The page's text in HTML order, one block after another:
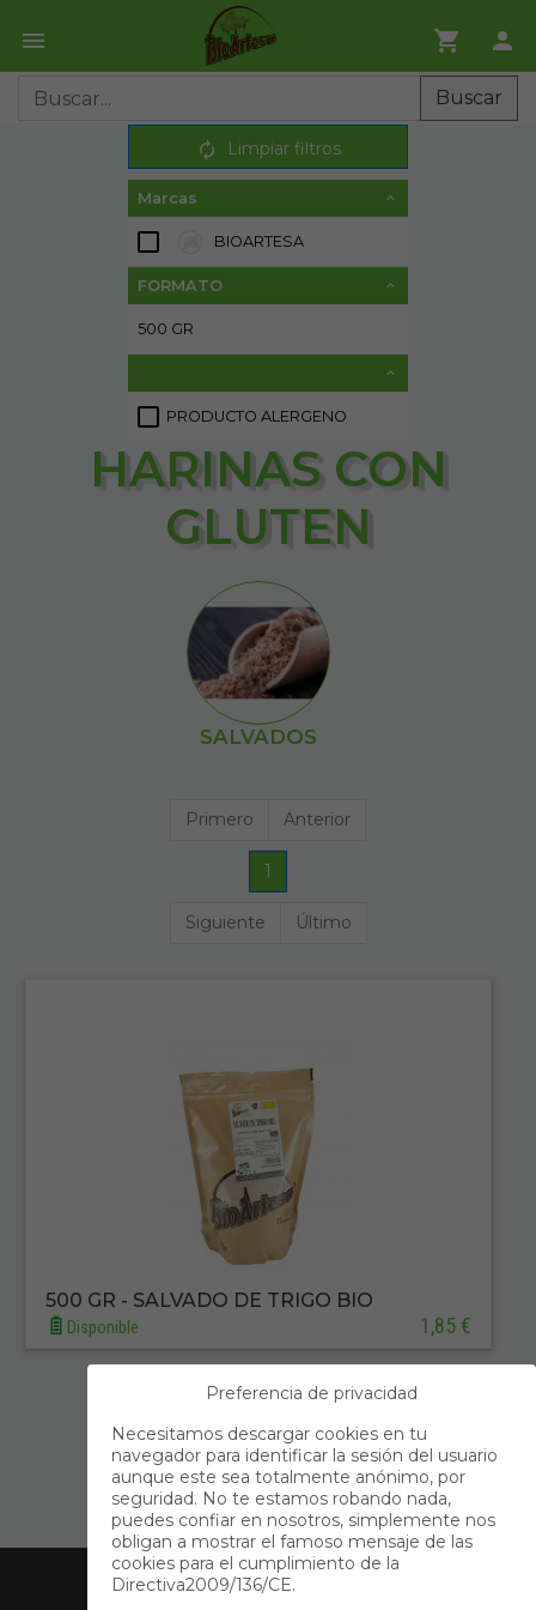
Buscar
Limpiar filtros
Marcas
BIOARTESA
FORMATO
500 GR
PRODUCTO ALERGENO
HARINAS CON
GLUTEN
SALVADOS
Primero Anterior
1
Siguiente Último
500 GR - SALVADO DE TRIGO BIO
Disponible 1,85 €
1
Siguiente Último
Acerca de Nosotros
Información
Preferencia de privacidad
Necesitamos descargar cookies en tu
navegador para identificar la sesión del usuario
aunque este sea totalmente anónimo, por
seguridad. No te estamos robando nada,
puedes confiar en nosotros, simplemente nos
obligan a mostrar el famoso mensaje de las
cookies para el cumplimiento de la
Directiva2009/136/CE.